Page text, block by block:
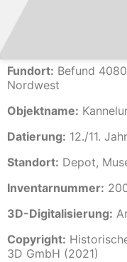
Fundort: Befund
Nordwest
Objektname:
Datierung: 12./11.
Standort: Depot,
Inventarnummer:
3D-Digitalisierung:
Copyright:
3D GmbH (2021)